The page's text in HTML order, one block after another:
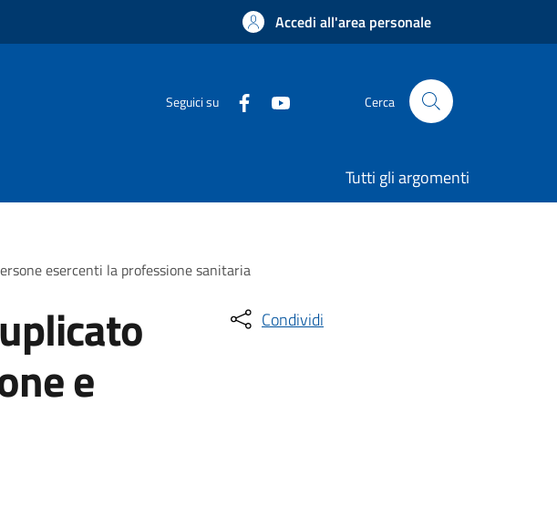
Accedi all'area personale
Seguici su Cerca
Tutti gli argomenti
esercenti la professione sanitaria
e
Condividi